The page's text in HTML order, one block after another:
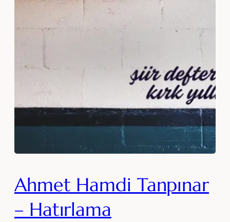
Ahmet Hamdi Tanpınar
– Hatırlama